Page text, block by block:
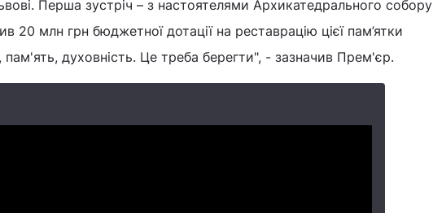
Перша зустріч – з настоятелями Архикатедрального собору
20 млн грн бюджетної дотації на реставрацію цієї пам’ятки
духовність. Це треба берегти", - зазначив Прем'єр.